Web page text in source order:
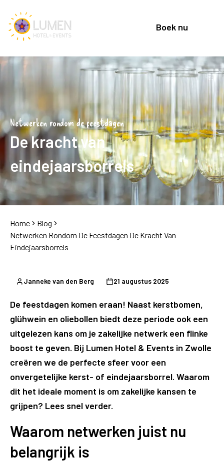
Boek nu
Netwerken rondom de feestdagen
De kracht van
eindejaarsborrels
Home
Blog
Netwerken Rondom De Feestdagen De Kracht Van
Eindejaarsborrels
Janneke van den Berg 21 augustus 2025
De feestdagen komen eraan! Naast kerstbomen,
glühwein en oliebollen biedt deze periode ook een
uitgelezen kans om je zakelijke netwerk een flinke
boost te geven. Bij Lumen Hotel & Events in Zwolle
creëren we de perfecte sfeer voor een
onvergetelijke kerst- of eindejaarsborrel. Waarom
dit het ideale moment is om zakelijke kansen te
grijpen? Lees snel verder.
Waarom netwerken juist nu
belangrijk is